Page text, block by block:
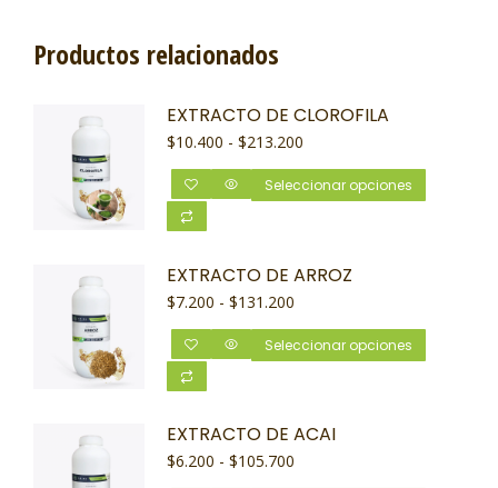
Productos relacionados
EXTRACTO DE CLOROFILA
$10.400 - $213.200
Seleccionar opciones
EXTRACTO DE ARROZ
$7.200 - $131.200
Seleccionar opciones
EXTRACTO DE ACAI
$6.200 - $105.700